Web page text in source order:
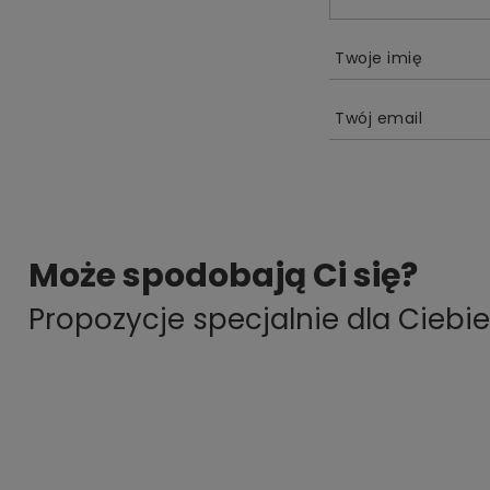
Twoje imię
Twój email
Może spodobają Ci się?
Propozycje specjalnie dla Ciebie